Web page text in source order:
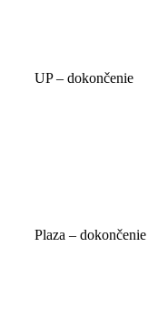
UP – dokončenie
Plaza – dokončenie